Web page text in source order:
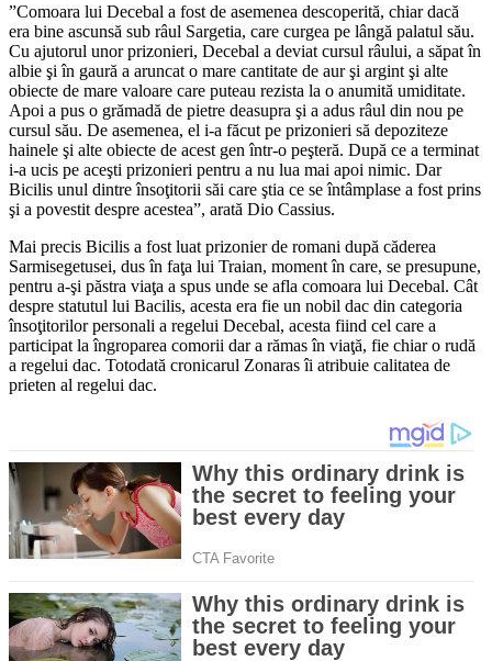
”Comoara lui Decebal a fost de asemenea descoperită, chiar dacă
era bine ascunsă sub râul Sargetia, care curgea pe lângă palatul său.
Cu ajutorul unor prizonieri, Decebal a deviat cursul râului, a săpat în
albie şi în gaură a aruncat o mare cantitate de aur şi argint şi alte
obiecte de mare valoare care puteau rezista la o anumită umiditate.
Apoi a pus o grămadă de pietre deasupra şi a adus râul din nou pe
cursul său. De asemenea, el i-a făcut pe prizonieri să depoziteze
hainele şi alte obiecte de acest gen într-o peşteră. După ce a terminat
i-a ucis pe aceşti prizonieri pentru a nu lua mai apoi nimic. Dar
Bicilis unul dintre însoţitorii săi care ştia ce se întâmplase a fost prins
şi a povestit despre acestea”, arată Dio Cassius.
Mai precis Bicilis a fost luat prizonier de romani după căderea
Sarmisegetusei, dus în faţa lui Traian, moment în care, se presupune,
pentru a-şi păstra viaţa a spus unde se afla comoara lui Decebal. Cât
despre statutul lui Bacilis, acesta era fie un nobil dac din categoria
însoţitorilor personali a regelui Decebal, acesta fiind cel care a
participat la îngroparea comorii dar a rămas în viaţă, fie chiar o rudă
a regelui dac. Totodată cronicarul Zonaras îi atribuie calitatea de
prieten al regelui dac.